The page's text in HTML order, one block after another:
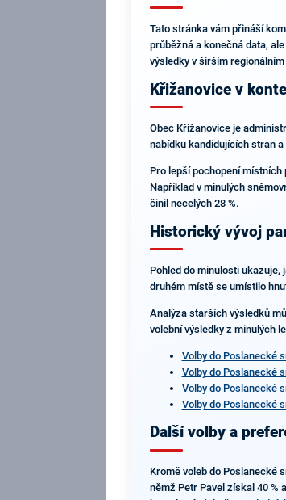
Tato stránka vám přináší
průběžná a konečná data,
výsledky v širším
Křižanovice v
Obec Křižanovice je
nabídku kandidujících stran
Pro lepší pochopení
Například v minulých
činil necelých 28 %.
Historický vývoj
Pohled do minulosti ukazuje,
druhém místě se umístilo
Analýza starších výsledků
volební výsledky z minulých
Volby do Poslanecké
Volby do Poslanecké
Volby do Poslanecké
Volby do Poslanecké
Další volby a
Kromě voleb do Poslanecké
němž Petr Pavel získal 40 %